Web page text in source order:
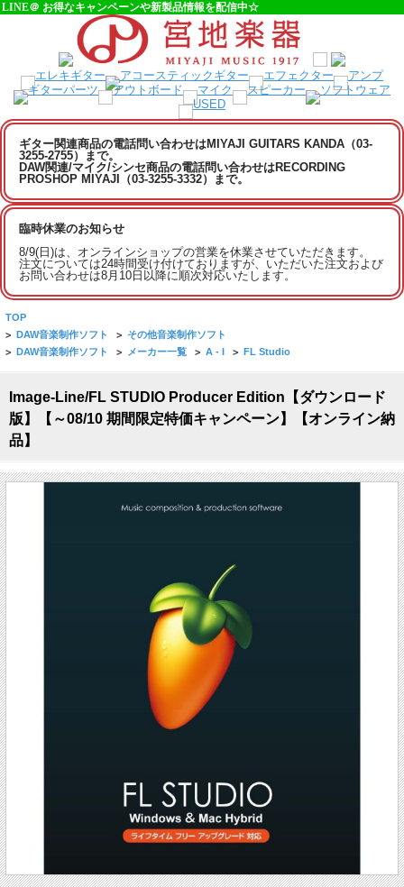
LINE＠ お得なキャンペーンや新製品情報を配信中☆
ギター関連商品の電話問い合わせはMIYAJI GUITARS KANDA（03-
3255-2755）まで。
DAW関連/マイク/シンセ商品の電話問い合わせはRECORDING
PROSHOP MIYAJI（03-3255-3332）まで。
臨時休業のお知らせ
8/9(日)は、オンラインショップの営業を休業させていただきます。
注文については24時間受け付けておりますが、いただいた注文および
お問い合わせは8月10日以降に順次対応いたします。
TOP
> DAW音楽制作ソフト > その他音楽制作ソフト
> DAW音楽制作ソフト > メーカー一覧 > A - I > FL Studio
Image-Line/FL STUDIO Producer Edition【ダウンロード
版】【～08/10 期間限定特価キャンペーン】【オンライン納
品】